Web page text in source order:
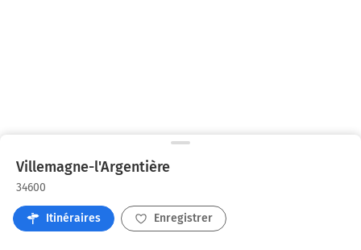
Villemagne-l'Argentière
34600
Itinéraires Enregistrer